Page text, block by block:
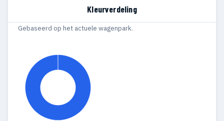
Kleurverdeling
Gebaseerd op het actuele wagenpark.